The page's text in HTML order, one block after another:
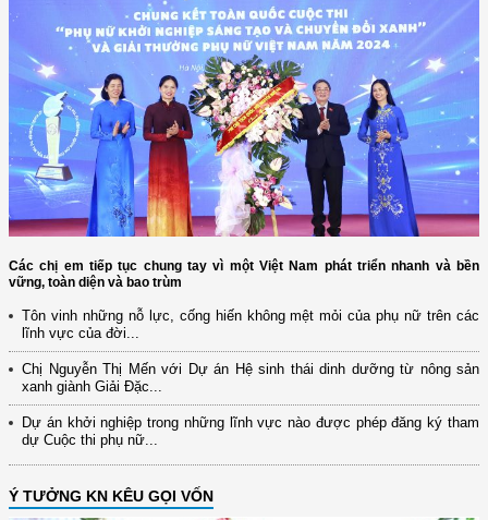
Các chị em tiếp tục chung tay vì một Việt Nam phát triển nhanh và bền
vững, toàn diện và bao trùm
Tôn vinh những nỗ lực, cống hiến không mệt mỏi của phụ nữ trên các
lĩnh vực của đời...
Chị Nguyễn Thị Mến với Dự án Hệ sinh thái dinh dưỡng từ nông sản
xanh giành Giải Đặc...
Dự án khởi nghiệp trong những lĩnh vực nào được phép đăng ký tham
dự Cuộc thi phụ nữ...
Ý TƯỞNG KN KÊU GỌI VỐN